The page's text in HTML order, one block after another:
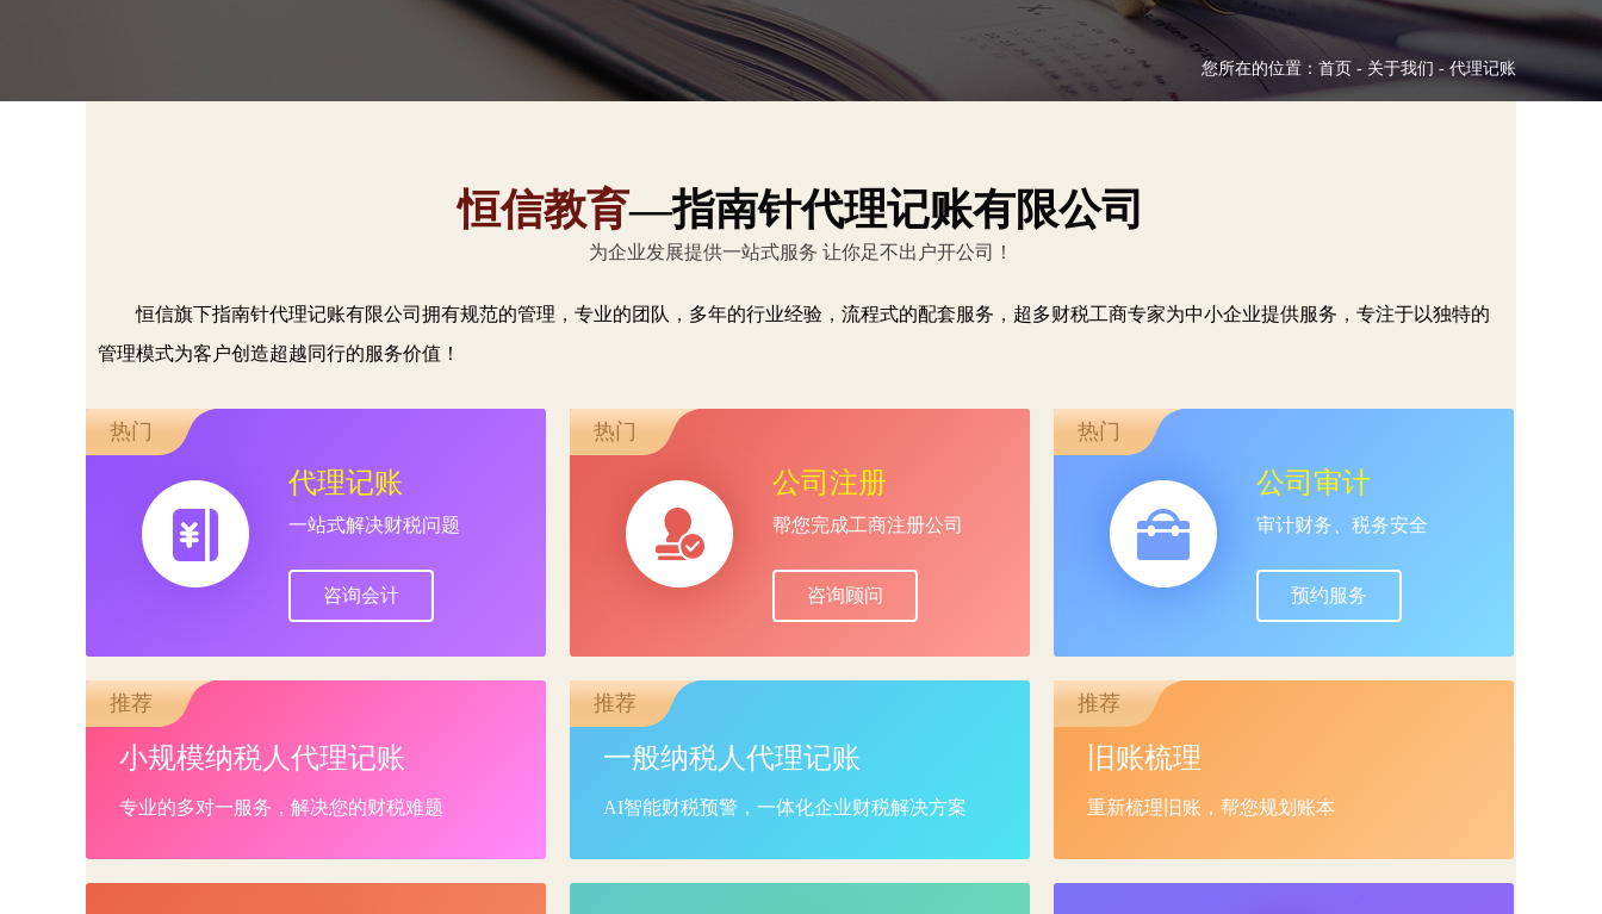
您所在的位置： 首页 - 关于我们 - 代理记账
恒信教育—指南针代理记账有限公司
为企业发展提供一站式服务 让你足不出户开公司！
恒信旗下指南针代理记账有限公司拥有规范的管理，专业的团队，多年的行业经验，流程式的配套服务，超多财税工商专家为中小企业提供服务，专注于以独特的
管理模式为客户创造超越同行的服务价值！
热门
代理记账
一站式解决财税问题
咨询会计
热门
公司注册
帮您完成工商注册公司
咨询顾问
热门
公司审计
审计财务、税务安全
预约服务
推荐
小规模纳税人代理记账
专业的多对一服务，解决您的财税难题
推荐
一般纳税人代理记账
AI智能财税预警，一体化企业财税解决方案
推荐
旧账梳理
重新梳理旧账，帮您规划账本